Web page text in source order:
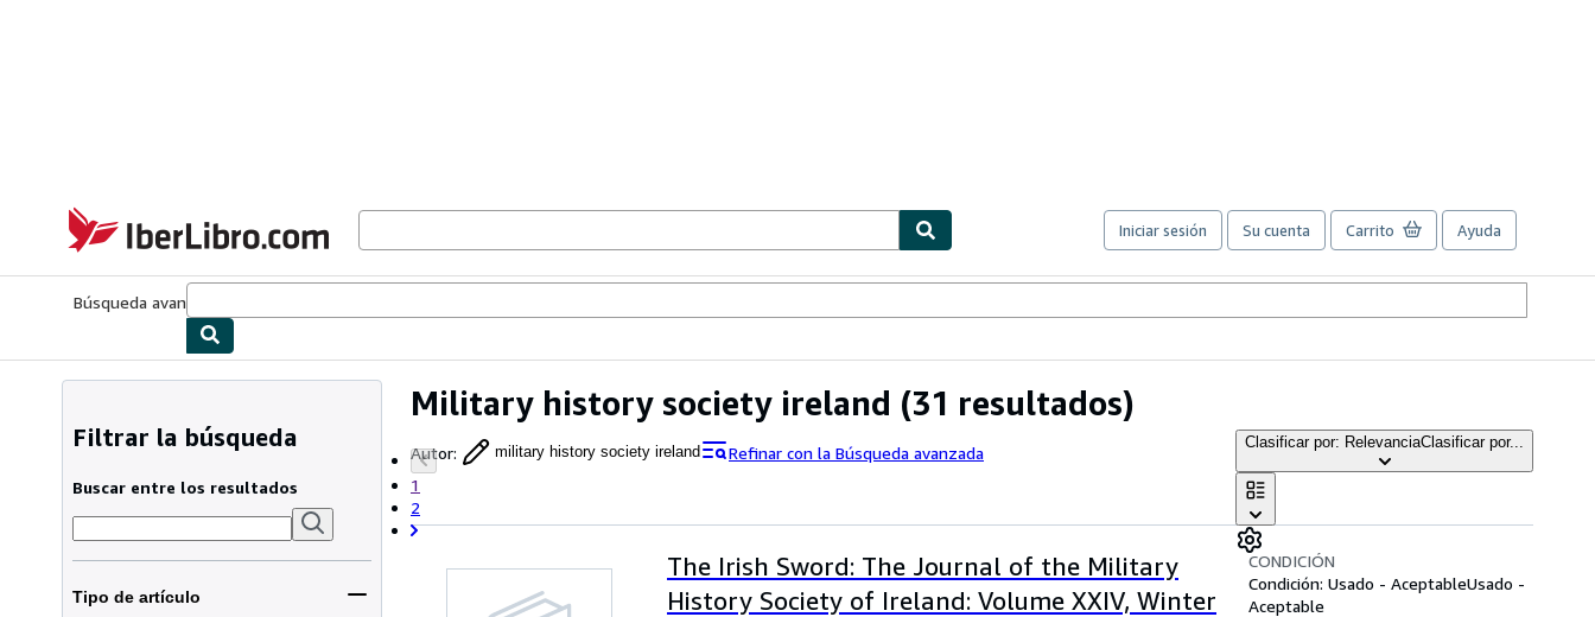
IberLibro.com
Iniciar sesión Su cuenta Carrito Ayuda
Búsqueda avanzada
Military history society ireland (31 resultados)
Autor: military history society ireland
Refinar con la Búsqueda avanzada
1
2
Clasificar por: RelevanciaClasificar por...
Filtrar la búsqueda
Buscar entre los resultados
Tipo de artículo
The Irish Sword: The Journal of the Military
History Society of Ireland: Volume XXIV, Winter
CONDICIÓN
Condición: Usado - AceptableUsado -
Aceptable